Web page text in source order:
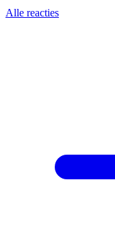
Alle reacties